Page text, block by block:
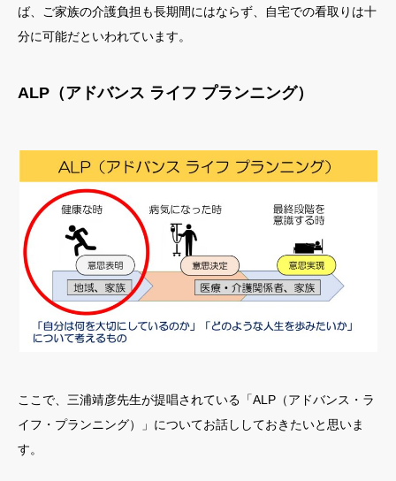
ば、ご家族の介護負担も長期間にはならず、自宅での看取りは十
分に可能だといわれています。
ALP（アドバンス ライフ プランニング）
ここで、三浦靖彦先生が提唱されている「ALP（アドバンス・ラ
イフ・プランニング）」についてお話ししておきたいと思いま
す。